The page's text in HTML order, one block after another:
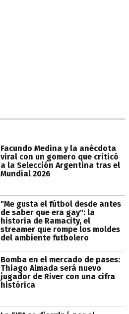
Facundo Medina y la anécdota
viral con un gomero que criticó
a la Selección Argentina tras el
Mundial 2026
"Me gusta el fútbol desde antes
de saber que era gay": la
historia de Ramacity, el
streamer que rompe los moldes
del ambiente futbolero
Bomba en el mercado de pases:
Thiago Almada será nuevo
jugador de River con una cifra
histórica